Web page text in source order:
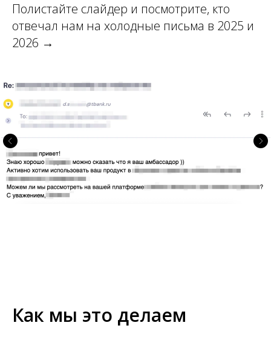
Полистайте слайдер и посмотрите, кто
отвечал нам на холодные письма в 2025 и
2026 →
Как мы это делаем